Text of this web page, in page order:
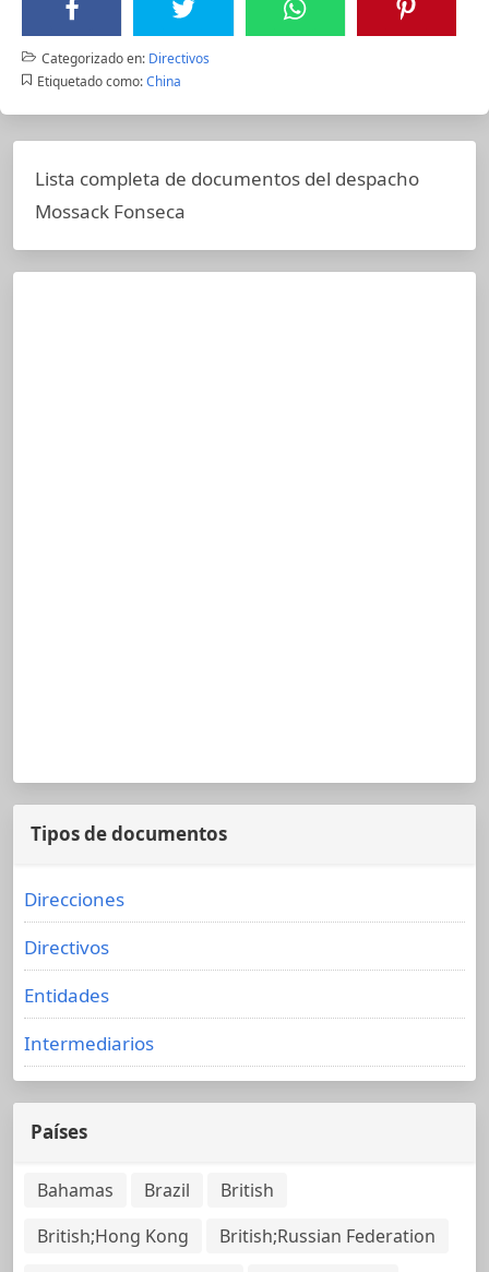
Categorizado en: Directivos
Etiquetado como: China
Lista completa de documentos del despacho
Mossack Fonseca
Tipos de documentos
Direcciones
Directivos
Entidades
Intermediarios
Países
Bahamas Brazil
British
British;Hong Kong
British;Russian Federation